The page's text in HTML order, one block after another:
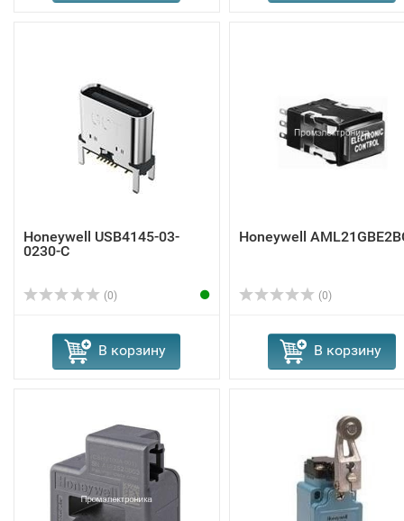
Honeywell USB4145-03-
0230-C
(0)
В корзину
Honeywell
(0)
В корзину